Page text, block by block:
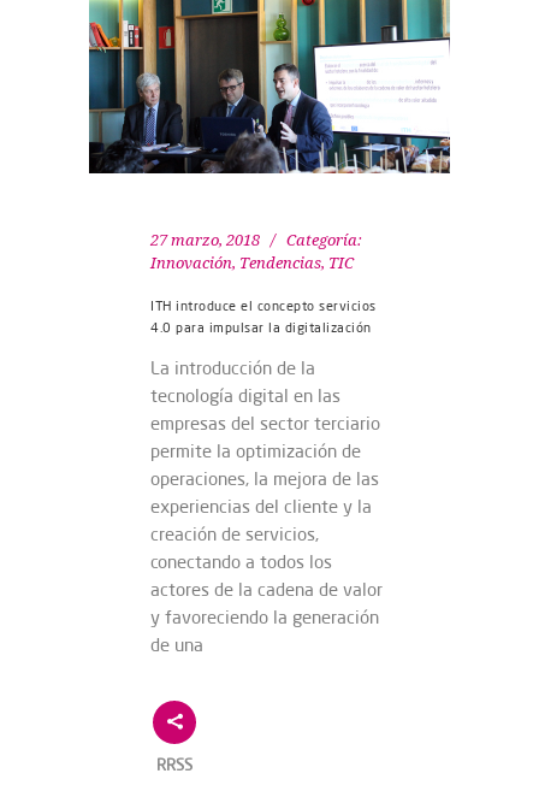
27 marzo, 2018
Categoría:
Innovación, Tendencias, TIC
ITH introduce el concepto servicios
4.0 para impulsar la digitalización
La introducción de la
tecnología digital en las
empresas del sector terciario
permite la optimización de
operaciones, la mejora de las
experiencias del cliente y la
creación de servicios,
conectando a todos los
actores de la cadena de valor
y favoreciendo la generación
de una
RRSS